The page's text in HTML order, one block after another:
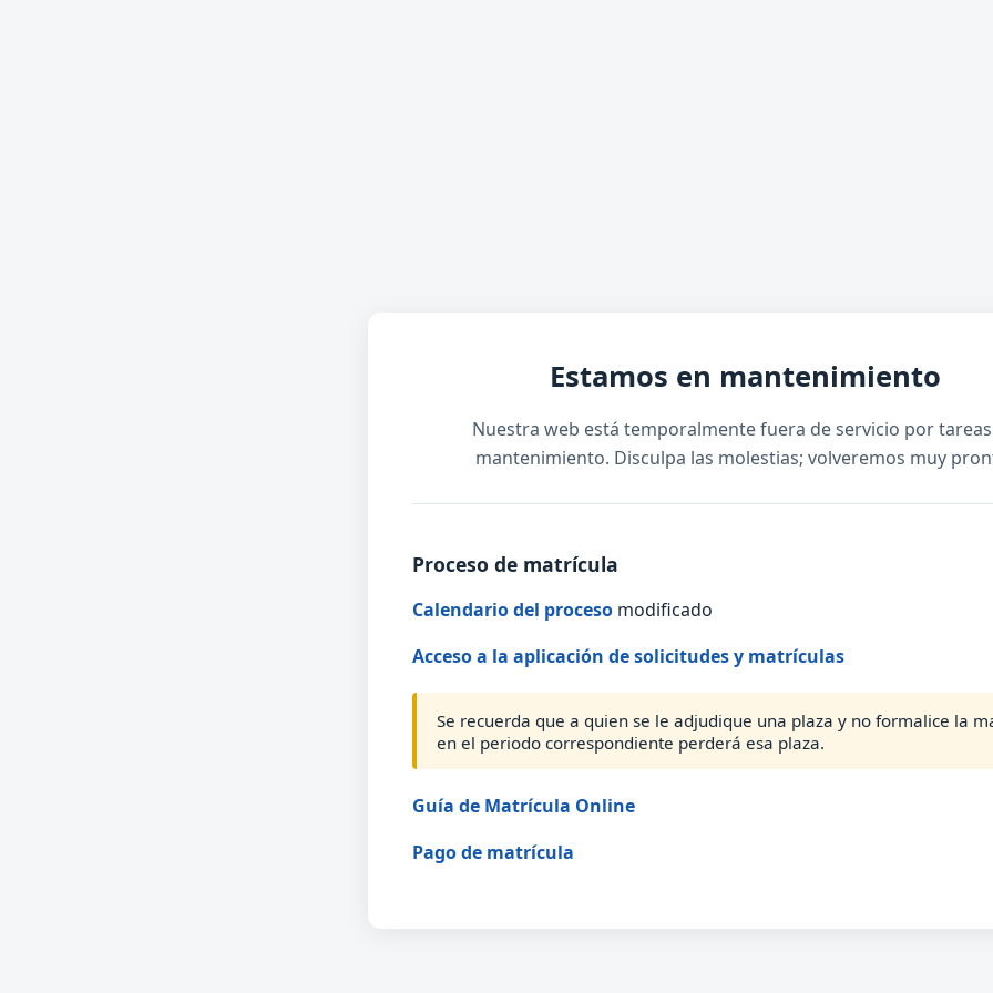
Estamos en mantenimiento
Nuestra web está temporalmente fuera de servicio por
mantenimiento. Disculpa las molestias; volveremos muy
Proceso de matrícula
Calendario del proceso modificado
Acceso a la aplicación de solicitudes y matrículas
Se recuerda que a quien se le adjudique una plaza y no formalice la
en el periodo correspondiente perderá esa plaza.
Guía de Matrícula Online
Pago de matrícula